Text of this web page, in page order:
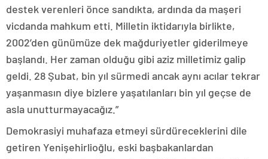
destek verenleri önce sandıkta, ardında da maşeri
vicdanda mahkum etti. Milletin iktidarıyla birlikte,
2002’den günümüze dek mağduriyetler giderilmeye
başlandı. Her zaman olduğu gibi aziz milletimiz galip
geldi. 28 Şubat, bin yıl sürmedi ancak aynı acılar tekrar
yaşanmasın diye bizlere yaşatılanları bin yıl geçse de
asla unutturmayacağız.”
Demokrasiyi muhafaza etmeyi sürdüreceklerini dile
getiren Yenişehirlioğlu, eski başbakanlardan